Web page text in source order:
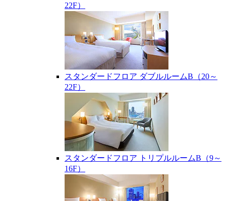
22F）
スタンダードフロア ダブルルームB（20～
22F）
スタンダードフロア トリプルルームB（9～
16F）